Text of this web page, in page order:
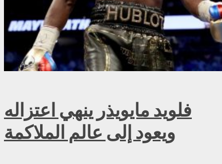
فلويد مايويذر ينهي اعتزاله
ويعود إلى عالم الملاكمة